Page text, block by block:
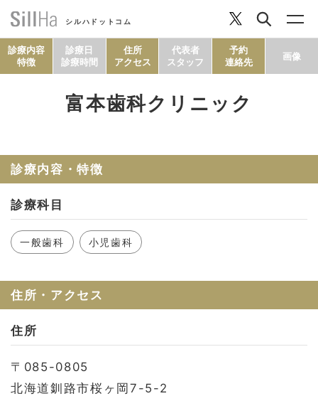
シルハドットコム
セルフチェック
診療内容
特徴
診療日
診療時間
住所
アクセス
代表者
スタッフ
予約
連絡先
画像
富本歯科クリニック
診療内容・特徴
診療科目
一般歯科 小児歯科
住所・アクセス
住所
〒085-0805
北海道釧路市桜ヶ岡7-5-2